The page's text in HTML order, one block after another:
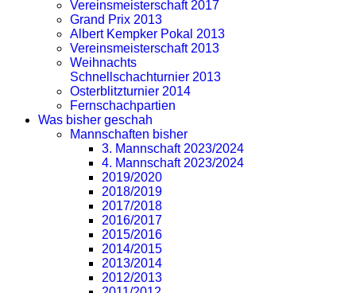
Vereinsmeisterschaft 2017
Grand Prix 2013
Albert Kempker Pokal 2013
Vereinsmeisterschaft 2013
Weihnachts
Schnellschachturnier 2013
Osterblitzturnier 2014
Fernschachpartien
Was bisher geschah
Mannschaften bisher
3. Mannschaft 2023/2024
4. Mannschaft 2023/2024
2019/2020
2018/2019
2017/2018
2016/2017
2015/2016
2014/2015
2013/2014
2012/2013